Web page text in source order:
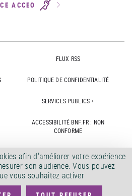
ACCEO
FLUX RSS
POLITIQUE DE CONFIDENTIALITÉ
SERVICES PUBLICS +
ACCESSIBILITÉ BNF.FR : NON
CONFORME
OFFRES D'EMPLOI
CRÉDITS
afin d'améliorer votre expérience
son audience. Vous pouvez
vous souhaitez activer